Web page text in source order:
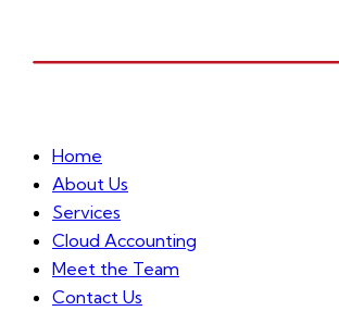
Home
About Us
Services
Cloud Accounting
Meet the Team
Contact Us